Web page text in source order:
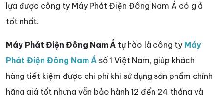
lựa được công ty Máy Phát Điện Đông Nam Á có giá
tốt nhất.
Máy Phát Điện Đông Nam Á tự hào là công ty Máy
Phát Điện Đông Nam Á số 1 Việt Nam, giúp khách
hàng tiết kiệm được chi phí khi sử dụng sản phẩm chính
hãng giá tốt nhưng vẫn bảo hành 12 đến 24 tháng và